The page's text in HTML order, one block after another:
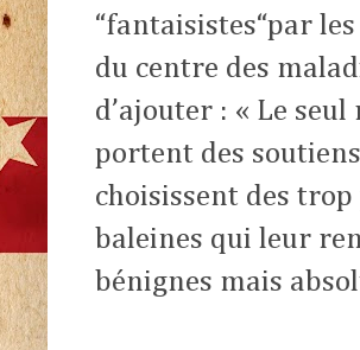
“fantaisistes“par
du centre des
d’ajouter : « Le
portent des
choisissent des
baleines qui leur
bénignes mais